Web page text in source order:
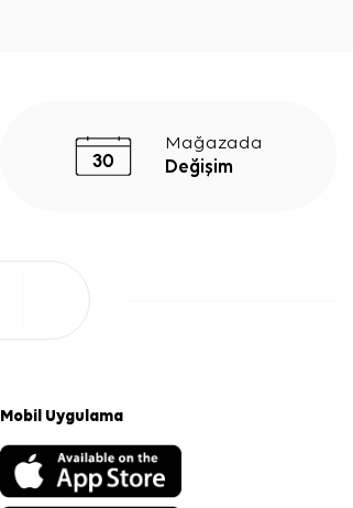
Mağazada
Değişim
Mobil Uygulama